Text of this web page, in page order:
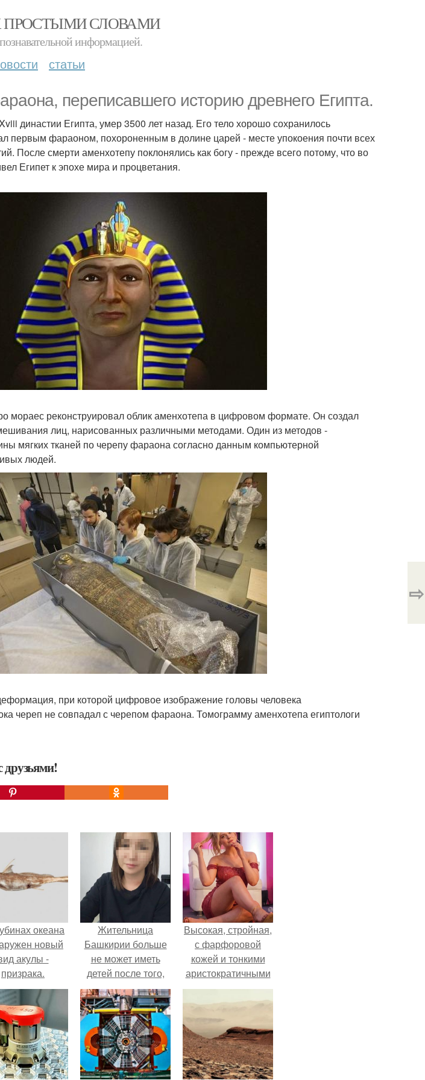
ПРОСТЫМИ СЛОВАМИ
информацией.
статьи
переписавшего историю древнего Египта.
династии Египта, умер 3500 лет назад. Его тело хорошо сохранилось
первым фараоном, похороненным в долине царей - месте упокоения почти всех
После смерти аменхотепу поклонялись как богу - прежде всего потому, что во
Египет к эпохе мира и процветания.
мораес реконструировал облик аменхотепа в цифровом формате. Он создал
лиц, нарисованных различными методами. Один из методов -
мягких тканей по черепу фараона согласно данным компьютерной
людей.
при которой цифровое изображение головы человека
череп не совпадал с черепом фараона. Томограмму аменхотепа египтологи
друзьями!
⇨
океана
новый
акулы -
призрака.
Жительница
Башкирии больше
не может иметь
детей после того,
как медики сделали
ей аборт на шестом
месяце
беременности и
оставили в матке
плаценту.
Высокая, стройная,
с фарфоровой
кожей и тонкими
аристократичными
чертами, эль
выглядит так, будто
сошла с полотна
художника.